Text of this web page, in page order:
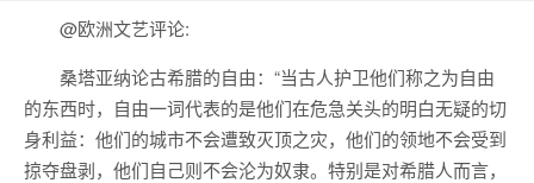
@欧洲文艺评论:
桑塔亚纳论古希腊的自由：“当古人护卫他们称之为自由
的东西时，自由一词代表的是他们在危急关头的明白无疑的切
身利益：他们的城市不会遭致灭顶之灾，他们的领地不会受到
掠夺盘剥，他们自己则不会沦为奴隶。特别是对希腊人而言，